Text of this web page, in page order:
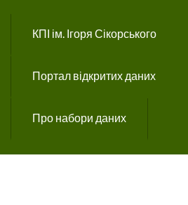
КПІ ім. Ігоря Сікорського
Портал відкритих даних
Про набори даних